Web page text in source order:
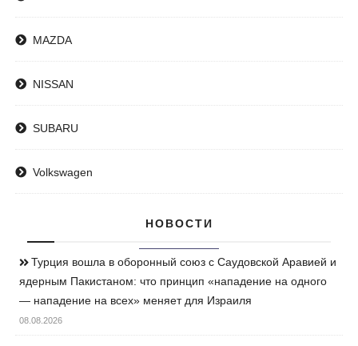
MAZDA
NISSAN
SUBARU
Volkswagen
НОВОСТИ
Турция вошла в оборонный союз с Саудовской Аравией и
ядерным Пакистаном: что принцип «нападение на одного
— нападение на всех» меняет для Израиля
08.08.2026